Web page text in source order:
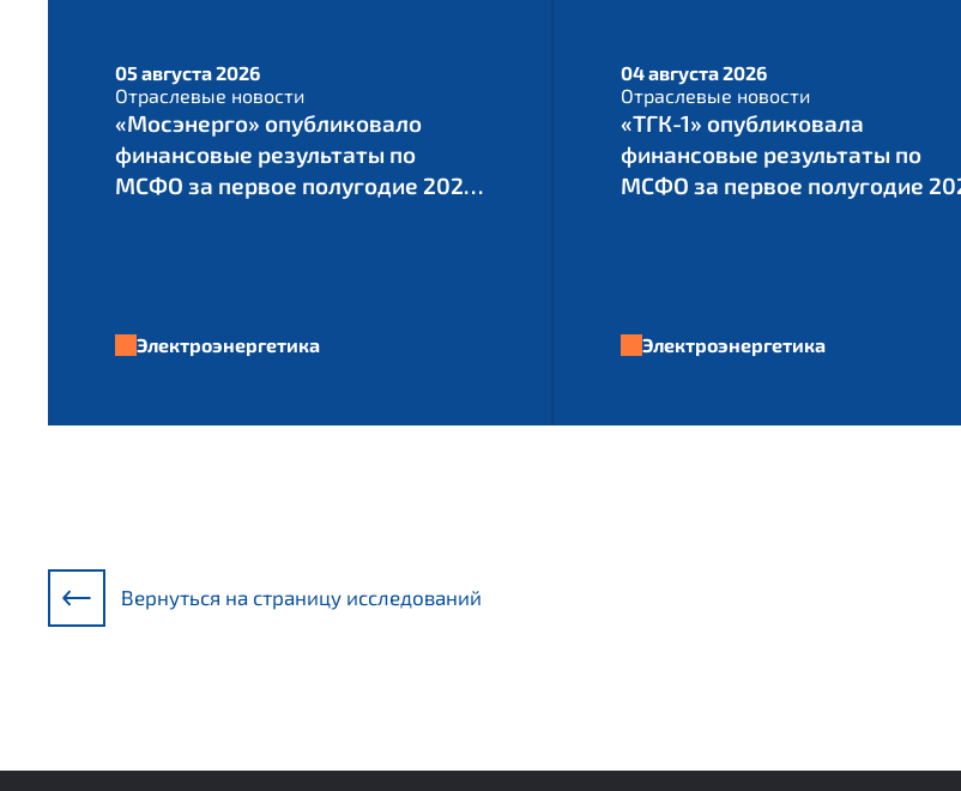
05 августа 2026
Отраслевые новости
«Мосэнерго» опубликовало
финансовые результаты по
МСФО за первое полугодие 2026
Электроэнергетика
04 августа 2026
Отраслевые новости
«ТГК-1» опубликовала
финансовые результаты по
МСФО за первое полугодие
Электроэнергетика
Вернуться на страницу исследований